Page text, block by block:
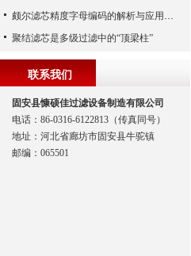
颇尔滤芯精度字母编码的解析与应用指南
聚结滤芯是多级过滤中的“顶梁柱”
联系我们
固安县慷硕佳过滤设备制造有限公司
电话：86-0316-6122813（传真同号）
地址：河北省廊坊市固安县牛驼镇
邮编：065501